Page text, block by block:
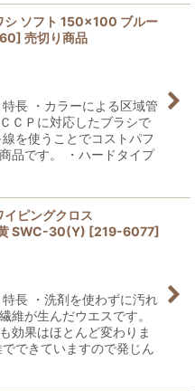
シ ソフト 150×100 ブルー
売切り商品
長 ・カラーによる区域管
ＣＰに対応したブラシで
を使うことでコストパフ
品です。 ・ハードタイプ
イピングクロス
SWC-30(Y) [219-6077]
特長 ・洗剤を使わずに汚れ
維が生んだウエスです。
効果はほとんど変わりま
できていますので発じん